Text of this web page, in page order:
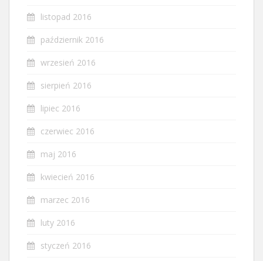
listopad 2016
październik 2016
wrzesień 2016
sierpień 2016
lipiec 2016
czerwiec 2016
maj 2016
kwiecień 2016
marzec 2016
luty 2016
styczeń 2016